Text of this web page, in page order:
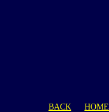
BACK HOME